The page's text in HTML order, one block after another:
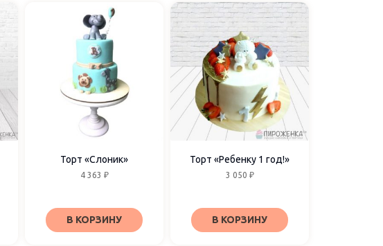
Торт «Слоник»
4 363 ₽
В КОРЗИНУ
Торт «Ребенку 1 год!»
3 050 ₽
В КОРЗИНУ